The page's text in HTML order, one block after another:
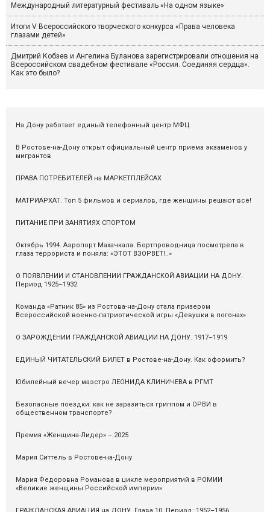
Международный литературный фестиваль «На одном языке»
Итоги V Всероссийского творческого конкурса «Права человека
глазами детей»
Дмитрий Кобзев и Ангелина Буланова зарегистрировали отношения на
Всероссийском свадебном фестивале «Россия. Соединяя сердца».
Как это было?
На Дону работает единый телефонный центр МФЦ
В Ростове-на-Дону открыт официальный центр приема экзаменов у
мигрантов
ПРАВА ПОТРЕБИТЕЛЕЙ на МАРКЕТПЛЕЙСАХ
МАТРИАРХАТ. Топ 5 фильмов и сериалов, где женщины решают всё!
ПИТАНИЕ ПРИ ЗАНЯТИЯХ СПОРТОМ
Октябрь 1994. Аэропорт Махачкала. Бортпроводница посмотрела в
глаза террориста и поняла: «ЭТОТ ВЗОРВЁТ!..»
О ПОЯВЛЕНИИ И СТАНОВЛЕНИИ ГРАЖДАНСКОЙ АВИАЦИИ НА ДОНУ.
Период 1925–1932
Команда «Ратник 85» из Ростова-на-Дону стала призером
Всероссийской военно-патриотической игры «Девушки в погонах»
О ЗАРОЖДЕНИИ ГРАЖДАНСКОЙ АВИАЦИИ НА ДОНУ. 1917–1919
ЕДИНЫЙ ЧИТАТЕЛЬСКИЙ БИЛЕТ в Ростове-на-Дону. Как оформить?
Юбилейный вечер маэстро ЛЕОНИДА КЛИНИЧЕВА в РГМТ
Безопасные поездки: как не заразиться гриппом и ОРВИ в
общественном транспорте?
Премия «Женщина-Лидер» – 2025
Мария Ситтель в Ростове-на-Дону
Мария Федоровна Романова в цикле мероприятий в РОМИИ
«Великие женщины Российской империи»
ГРАЖДАНСКАЯ АВИАЦИЯ на ДОНУ. Глава 10. Период: 1952–1956